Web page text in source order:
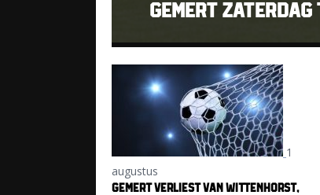
GEMERT ZATERDAG
1
augustus
GEMERT VERLIEST VAN WITTENHORST,